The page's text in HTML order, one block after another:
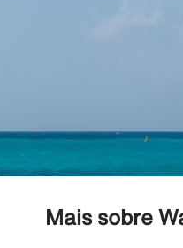
Mais sobre